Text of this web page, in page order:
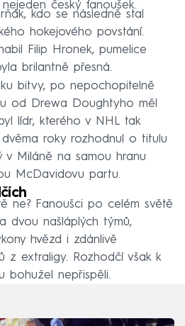
český fanoušek.
kdo se následně stal
hokejového povstání.
Filip Hronek, pumelice
brilantně přesná.
bitvy, po nepochopitelně
od Drewa Doughtyho měl
lídr, kterého v NHL tak
roky rozhodnul o titulu
v Miláně na samou hranu
McDavidovu partu.
ne? Fanoušci po celém světě
dvou našláplých týmů,
hvězd i zdánlivě
z extraligy. Rozhodčí však k
bohužel nepřispěli.